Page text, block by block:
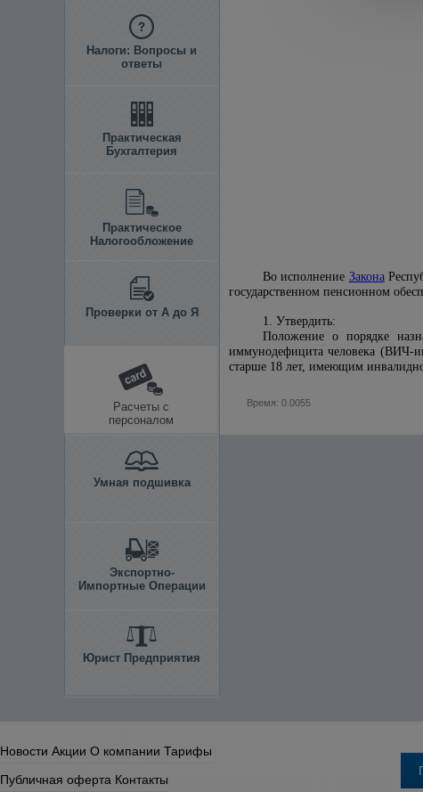
Налоги: Вопросы и
ответы
Практическая
Бухгалтерия
Практическое
Налогообложение
Проверки от А до Я
Расчеты с
персоналом
Умная подшивка
Экспортно-
Импортные Операции
Юрист Предприятия
Во исполнение Закона
государственном пенсионном
1. Утвердить:
Положение о порядке
иммунодефицита человека (ВИЧ-
старше 18 лет, имеющим
Время: 0.0055
Новости Акции О компании Тарифы
Публичная оферта Контакты